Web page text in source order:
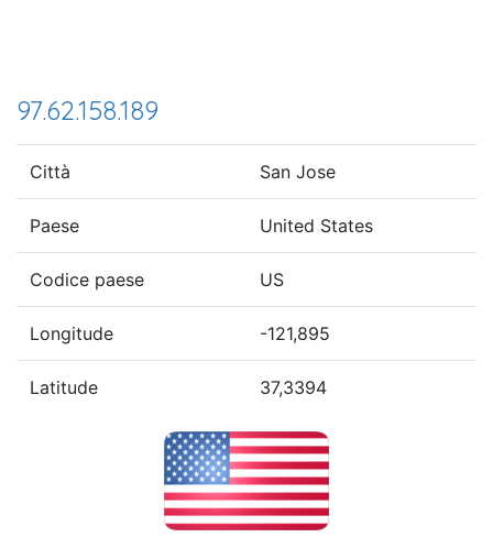
97.62.158.189
Città San Jose
Paese United States
Codice paese US
Longitude -121,895
Latitude 37,3394